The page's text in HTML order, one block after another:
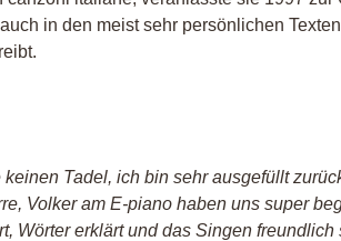
in den meist sehr persönlichen
Tadel, ich bin sehr ausgefüllt
Volker am E-piano haben uns super
Wörter erklärt und das Singen freundlich